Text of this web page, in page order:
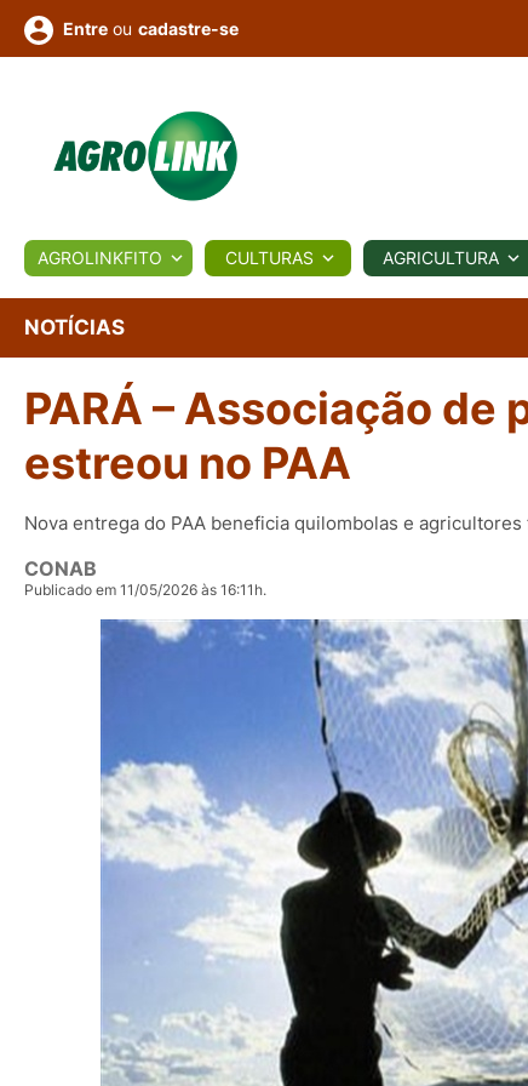
BIOLÓGICOS COTAÇÕES NOTÍCIAS
Conversor Colunistas Eventos
Fotos
e
Vídeos
Entre ou cadastre-se
AGROLINKFITO CULTURAS AGRICULTURA
NOTÍCIAS
PARÁ – Associação
estreou no PAA
Nova entrega do PAA beneficia quilombolas e
CONAB
Publicado em 11/05/2026 às 16:11h.